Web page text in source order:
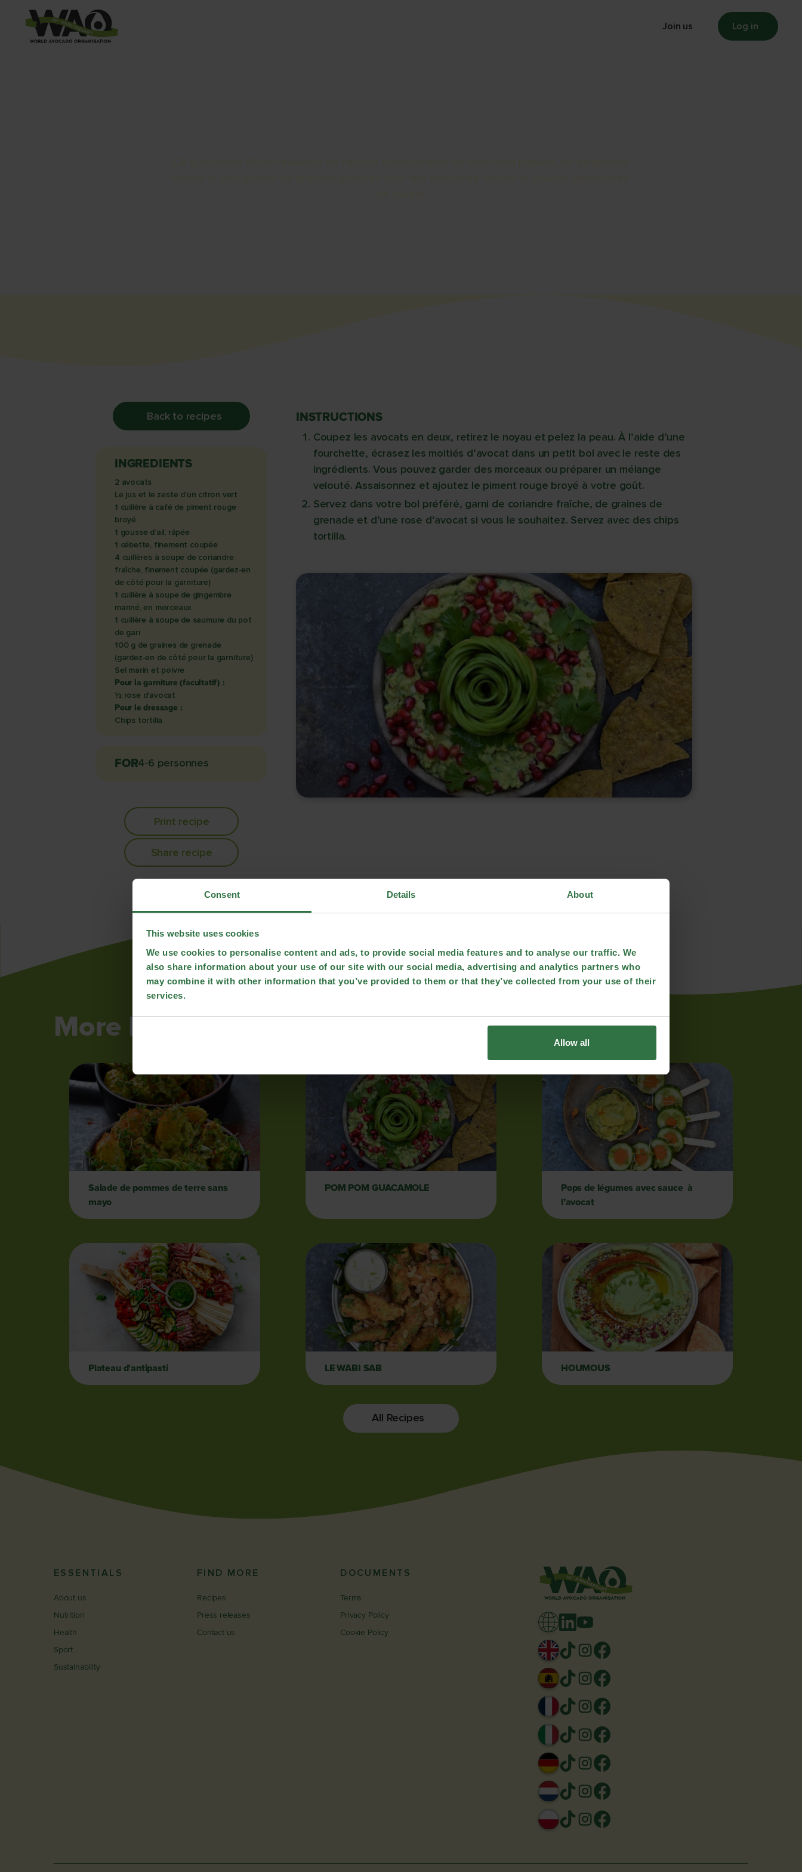
Consent Details About
This website uses cookies
We use cookies to personalise content and ads, to provide social media features and to analyse our traffic. We
also share information about your use of our site with our social media, advertising and analytics partners who
may combine it with other information that you’ve provided to them or that they’ve collected from your use of their
services.
Allow all
Join us Log in
Back to recipes
INGREDIENTS
2 avocats
Le jus et le zeste d’un citron vert
1 cuillère à café de piment rouge
broyé
1 gousse d’ail, râpée
1 cébette, finement coupée
4 cuillères à soupe de coriandre
fraîche, finement coupée (gardez-en
de côté pour la garniture)
1 cuillère à soupe de gingembre
mariné, en morceaux
1 cuillère à soupe de saumure du pot
de gari
100 g de graines de grenade
(gardez-en de côté pour la garniture)
Sel marin et poivre
Pour la garniture (facultatif) :
½ rose d’avocat
Pour le dressage :
Chips tortilla
FOR4-6 personnes
Print recipe
Share recipe
INSTRUCTIONS
Coupez les avocats en deux, retirez le noyau et pelez la peau. À l’aide d’une
fourchette, écrasez les moitiés d’avocat dans un petit bol avec le reste des
ingrédients. Vous pouvez garder des morceaux ou préparer un mélange
velouté. Assaisonnez et ajoutez le piment rouge broyé à votre goût.
Servez dans votre bol préféré, garni de coriandre fraîche, de graines de
grenade et d’une rose d’avocat si vous le souhaitez. Servez avec des chips
tortilla.
More Recipes...
Salade de pommes de terre sans
mayo
POM POM GUACAMOLE
Pops de légumes avec sauce à
l’avocat
Plateau d'antipasti LE WABI SAB HOUMOUS
All Recipes
ESSENTIALS
About us
Nutrition
Health
Sport
Sustainability
FIND MORE
Recipes
Press releases
Contact us
DOCUMENTS
Terms
Privacy Policy
Cookie Policy